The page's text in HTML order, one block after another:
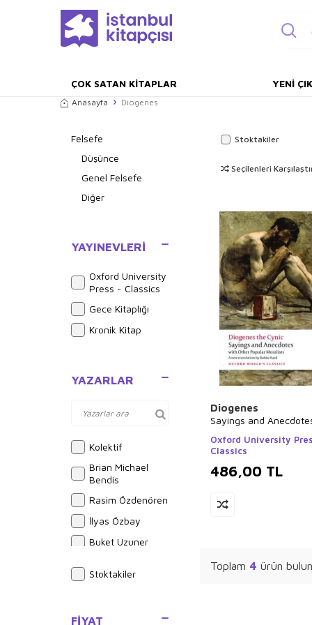
ÇOK SATAN KITAPLAR YENI
Anasayfa Diogenes
Felsefe
Düşünce
Genel Felsefe
Diğer
YAYINEVLERI
Oxford University
Press - Classics
Gece Kitaplığı
Kronik Kitap
YAZARLAR
Kolektif
Brian Michael
Bendis
Rasim Özdenören
İlyas Özbay
Buket Uzuner
Stoktakiler
FIYAT
Stoktakiler
Seçilenleri
Diogenes
Sayings and
Oxford University
Classics
486,00 TL
Toplam 4 ürün